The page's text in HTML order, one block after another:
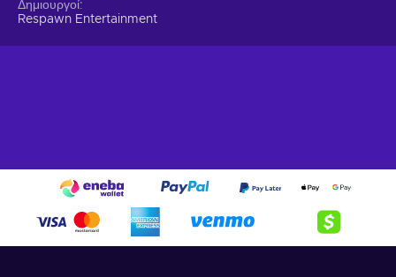
Δημιουργοί
Respawn Entertainment